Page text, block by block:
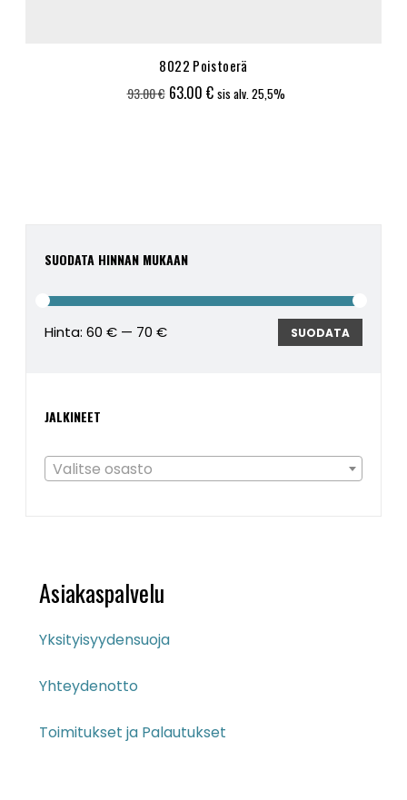
SUODATA HINNAN MUKAAN
SUODATA
Hinta:60 € — 70 €
JALKINEET
Valitse osasto
8022 Poistoerä
93.00€ Alkuperäinen
63.00 €Nykyinen
sis alv. 25,5%
Asiakaspalvelu
Yksityisyydensuoja
Yhteydenotto
Toimitukset ja Palautukset